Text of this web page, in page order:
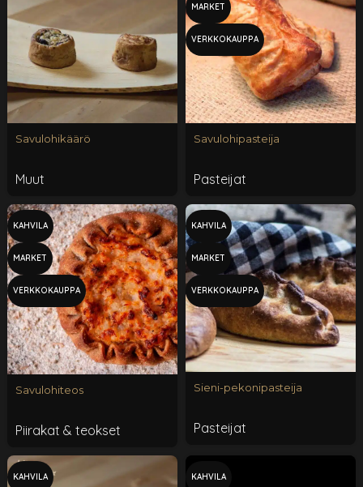
Savulohikäärö
Muut
MARKET
VERKKOKAUPPA
Savulohipasteija
Pasteijat
KAHVILA
MARKET
VERKKOKAUPPA
Savulohiteos
Piirakat & teokset
KAHVILA
MARKET
VERKKOKAUPPA
Sieni-pekonipasteija
Pasteijat
KAHVILA KAHVILA